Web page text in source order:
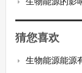
猜您喜欢
生物能源能源